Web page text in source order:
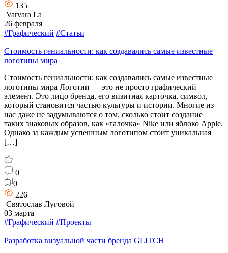
135
Varvara La
26 февраля
#Графический #Статьи
Стоимость гениальности: как создавались самые известные
логотипы мира
Стоимость гениальности: как создавались самые известные
логотипы мира Логотип — это не просто графический
элемент. Это лицо бренда, его визитная карточка, символ,
который становится частью культуры и истории. Многие из
нас даже не задумываются о том, сколько стоит создание
таких знаковых образов, как «галочка» Nike или яблоко Apple.
Однако за каждым успешным логотипом стоит уникальная
[…]
0
0
226
Святослав Луговой
03 марта
#Графический #Проекты
Разработка визуальной части бренда GLITCH